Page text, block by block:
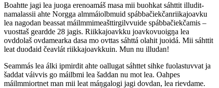
Boahtte jagi lea juoga erenoamáš masa mii buohkat sáhttit illudit-
namalassii ahte Norgga almmáiolbmuid spábbačiekčanriikajoavku
lea nagodan beassat máilmmimeašttirgilvvuide spábbačiekčamis –
vuosttaš geardde 28 jagis. Riikkajoavkku joavkovuoigŋa lea
ovddolaš ovdamearka dasa mo ovttas sáhttá olahit juoidá. Mii sáhttit
leat duođaid čeavlát riikkajoavkkuin. Mun nu illudan!
Seammás lea álki ipmirdit ahte oallugat sáhttet sihke fuolastuvvat ja
šaddat váivvis go máilbmi lea šaddan nu mot lea. Oahpes
máilmmiortnet man mii leat máŋgalogi jagi dovdan, lea rievdame.